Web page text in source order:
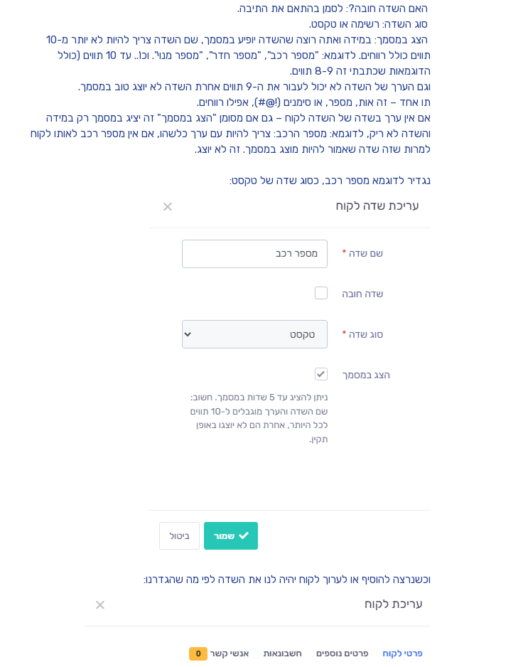
האם השדה חובה?: לסמן בהתאם את התיבה.
סוג השדה: רשימה או טקסט.
הצג במסמך:
במידה ואתה רוצה שהשדה יופיע במסמך, שם השדה צריך להיות לא יותר מ-10
תווים כולל רווחים. לדוגמא: "מספר רכב", "מספר חדר", "מספר מנוי". וכו'.. עד 10 תווים (כולל
הדוגמאות שכתבתי זה 8-9 תווים.
וגם הערך של השדה לא יכול לעבור את ה-9 תווים אחרת השדה לא יוצג טוב במסמך.
תו אחד – זה אות, מספר, או סימנים (!@#), אפילו רווחים.
אם אין ערך בשדה של השדה לקוח – גם אם מסומן "הצג במסמך" זה יציג במסמך רק במידה
והשדה לא ריק, לדוגמא: מספר הרכב: צריך להיות עם ערך כלשהו, אם אין מספר רכב לאותו לקוח
למרות שזה שדה שאמור להיות מוצג במסמך. זה לא יוצג.
נגדיר לדוגמא מספר רכב, כסוג שדה של טקסט:
וכשנרצה להוסיף או לערוך לקוח יהיה לנו את השדה לפי מה שהגדרנו: